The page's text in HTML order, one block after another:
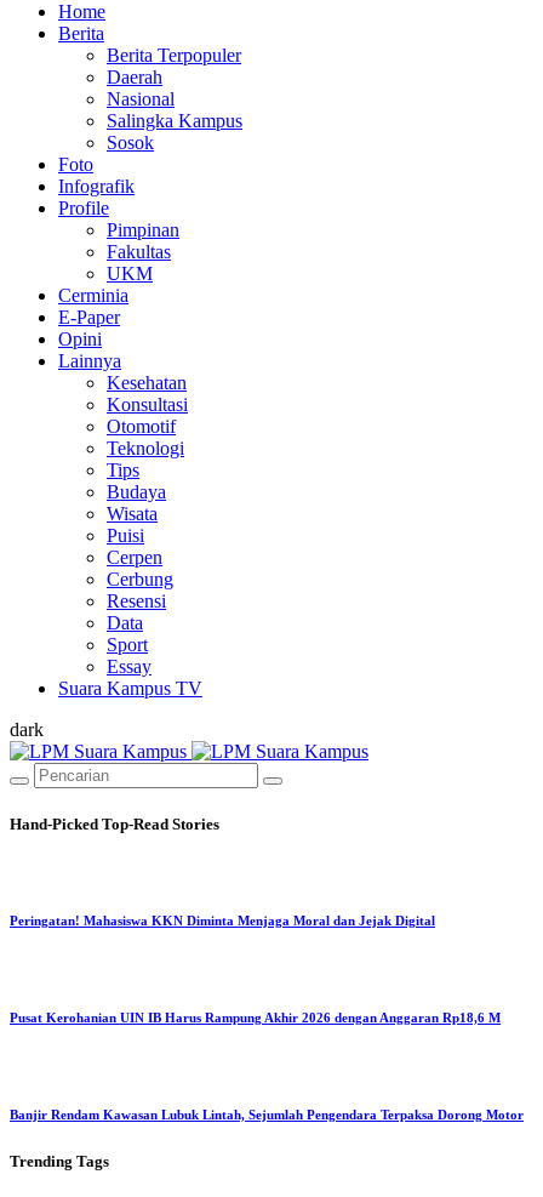
Home
Berita
Berita Terpopuler
Daerah
Nasional
Salingka Kampus
Sosok
Foto
Infografik
Profile
Pimpinan
Fakultas
UKM
Cerminia
E-Paper
Opini
Lainnya
Kesehatan
Konsultasi
Otomotif
Teknologi
Tips
Budaya
Wisata
Puisi
Cerpen
Cerbung
Resensi
Data
Sport
Essay
Suara Kampus TV
dark
Hand-Picked Top-Read Stories
Peringatan! Mahasiswa KKN Diminta Menjaga Moral dan Jejak Digital
Pusat Kerohanian UIN IB Harus Rampung Akhir 2026 dengan Anggaran Rp18,6 M
Banjir Rendam Kawasan Lubuk Lintah, Sejumlah Pengendara Terpaksa Dorong Motor
Trending Tags